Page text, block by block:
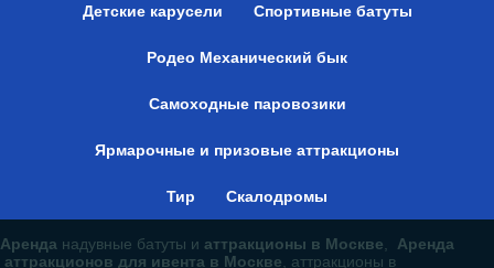
Детские карусели Спортивные батуты
Родео Механический бык
Самоходные паровозики
Ярмарочные и призовые аттракционы
Тир Скалодромы
Аренда надувные батуты и аттракционы в Москве
Аренда
аттракционов для ивента в Москве , аттракционы в